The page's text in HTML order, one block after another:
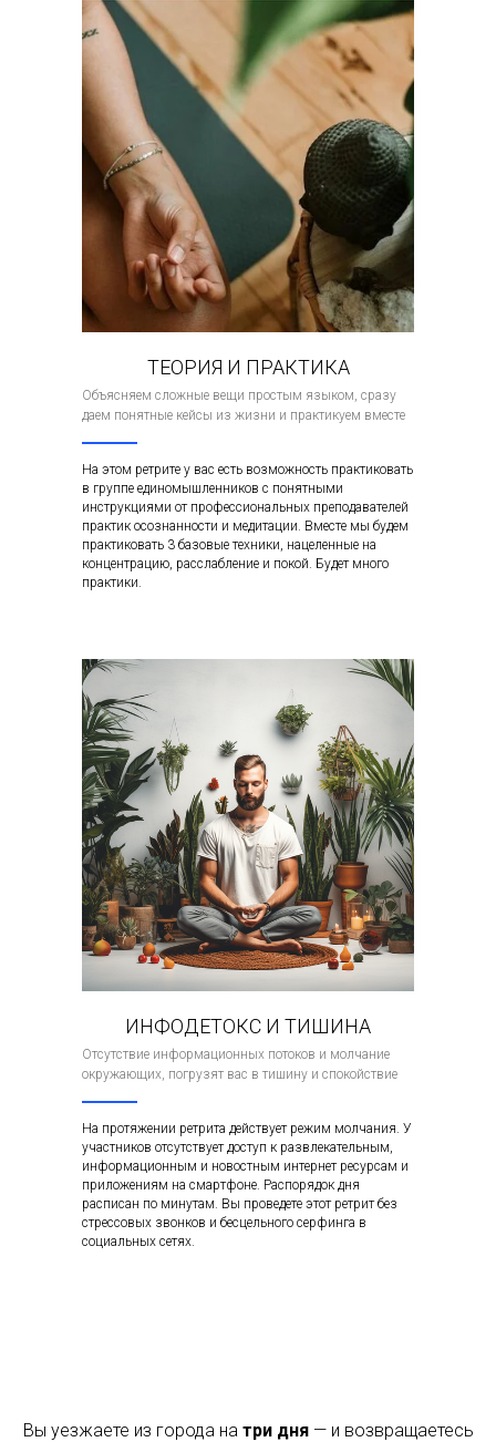
ТЕОРИЯ И ПРАКТИКА
Объясняем сложные вещи простым языком, сразу
даем понятные кейсы из жизни и практикуем вместе
На этом ретрите у вас есть возможность практиковать
в группе единомышленников с понятными
инструкциями от профессиональных преподавателей
практик осознанности и медитации. Вместе мы будем
практиковать 3 базовые техники, нацеленные на
концентрацию, расслабление и покой. Будет много
практики.
ИНФОДЕТОКС И ТИШИНА
Отсутствие информационных потоков и молчание
окружающих, погрузят вас в тишину и спокойствие
На протяжении ретрита действует режим молчания. У
участников отсутствует доступ к развлекательным,
информационным и новостным интернет ресурсам и
приложениям на смартфоне. Распорядок дня
расписан по минутам. Вы проведете этот ретрит без
стрессовых звонков и бесцельного серфинга в
социальных сетях.
Вы уезжаете из города на три дня— и возвращаетесь